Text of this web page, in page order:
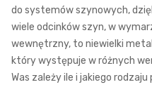
do systemów szynowych,
wiele odcinków szyn, w
wewnętrzny, to niewielki
który występuje w różnych
Was zależy ile i jakiego